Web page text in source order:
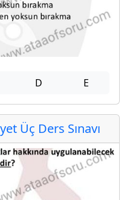
D E
Üç Ders Sınavı